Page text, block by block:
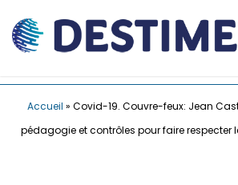
Accueil » Covid-19. Couvre-feux: Jean
pédagogie et contrôles pour faire respecter